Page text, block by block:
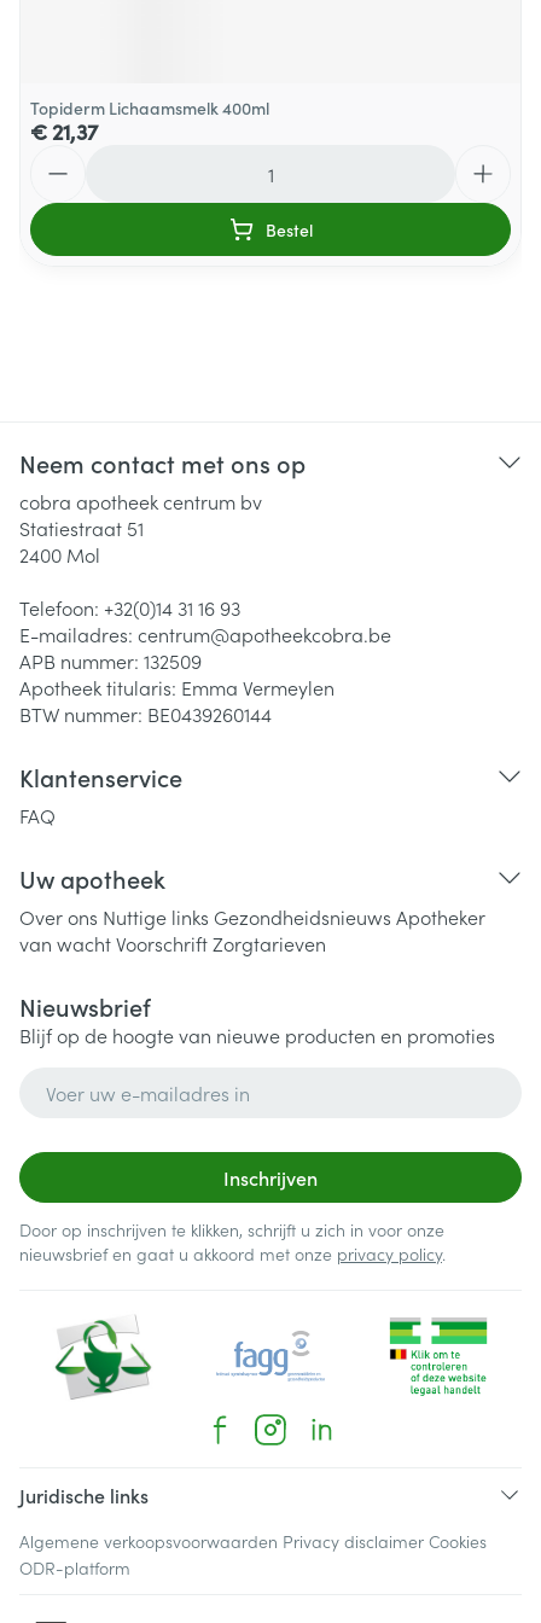
Topiderm Lichaamsmelk 400ml
€ 21,37
Bestel
Neem contact met ons op
cobra apotheek centrum bv
Statiestraat 51
2400 Mol
Telefoon: +32(0)14 31 16 93
E-mailadres: centrum@apotheekcobra.be
APB nummer: 132509
Apotheek titularis: Emma Vermeylen
BTW nummer: BE0439260144
Klantenservice
FAQ
Uw apotheek
Over ons Nuttige links Gezondheidsnieuws Apotheker
van wachtVoorschriftZorgtarieven
Nieuwsbrief
Blijf op de hoogte van nieuwe producten en promoties
Inschrijven
Door op inschrijven te klikken, schrijft u zich in voor onze
nieuwsbrief en gaat u akkoord met onze privacy policy.
Juridische links
Algemene verkoopsvoorwaarden Privacy disclaimer Cookies
ODR-platform